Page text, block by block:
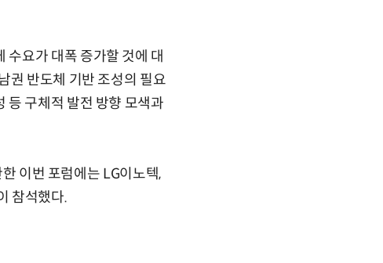
수요가 대폭 증가할 것에 대
권 반도체 기반 조성의 필요
등 구체적 발전 방향 모색과
이번 포럼에는 LG이노텍,
참석했다.